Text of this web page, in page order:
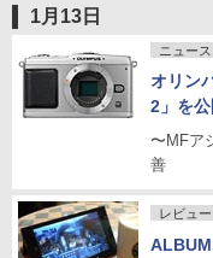
1月13日
ニュース
オリン
2」を公
〜MFア
善
レビュ